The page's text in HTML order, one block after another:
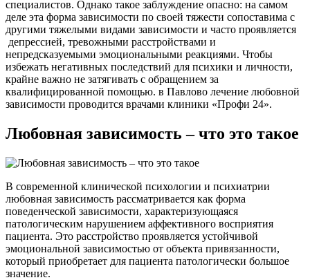
специалистов. Однако такое заблуждение опасно: на самом
деле эта форма зависимости по своей тяжести сопоставима с
другими тяжелыми видами зависимости и часто проявляется
депрессией, тревожными расстройствами и
непредсказуемыми эмоциональными реакциями. Чтобы
избежать негативных последствий для психики и личности,
крайне важно не затягивать с обращением за
квалифицированной помощью. в Павлово лечение любовной
зависимости проводится врачами клиники «Профи 24».
Любовная зависимость – что это такое
В современной клинической психологии и психиатрии
любовная зависимость рассматривается как форма
поведенческой зависимости, характеризующаяся
патологическим нарушением аффективного восприятия
пациента. Это расстройство проявляется устойчивой
эмоциональной зависимостью от объекта привязанности,
который приобретает для пациента патологически большое
значение.